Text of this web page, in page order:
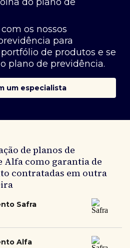
os nossos
para
de produtos e se
plano de previdência.
um especialista
de planos de
Alfa como garantia de
contratadas em outra
Safra
Alfa